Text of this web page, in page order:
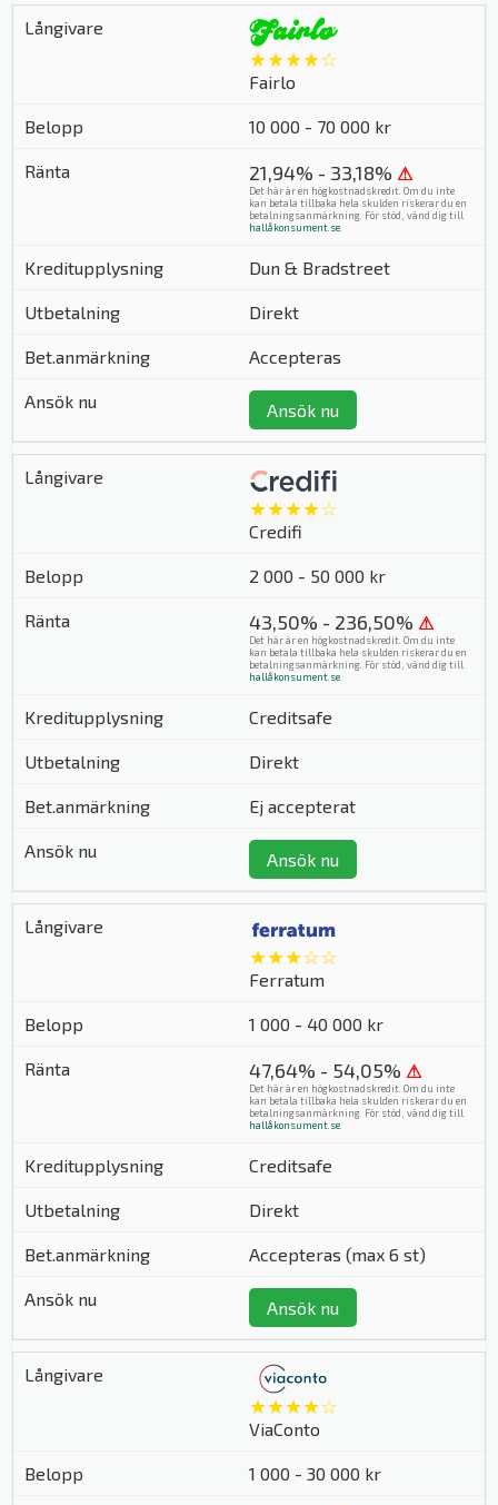
★★★★☆
Fairlo
10 000 - 70 000 kr
21,94% - 33,18% ⚠
Det här är en högkostnadskredit. Om du inte
kan betala tillbaka hela skulden riskerar du en
betalningsanmärkning. För stöd, vänd dig till
hallåkonsument.se
Dun & Bradstreet
Direkt
Accepteras
Ansök nu
★★★★☆
Credifi
2 000 - 50 000 kr
43,50% - 236,50% ⚠
Det här är en högkostnadskredit. Om du inte
kan betala tillbaka hela skulden riskerar du en
betalningsanmärkning. För stöd, vänd dig till
hallåkonsument.se
Creditsafe
Direkt
Ej accepterat
Ansök nu
★★★☆☆
Ferratum
1 000 - 40 000 kr
47,64% - 54,05% ⚠
Det här är en högkostnadskredit. Om du inte
kan betala tillbaka hela skulden riskerar du en
betalningsanmärkning. För stöd, vänd dig till
hallåkonsument.se.
Creditsafe
Direkt
Accepteras (max 6 st)
Ansök nu
★★★★☆
ViaConto
1 000 - 30 000 kr